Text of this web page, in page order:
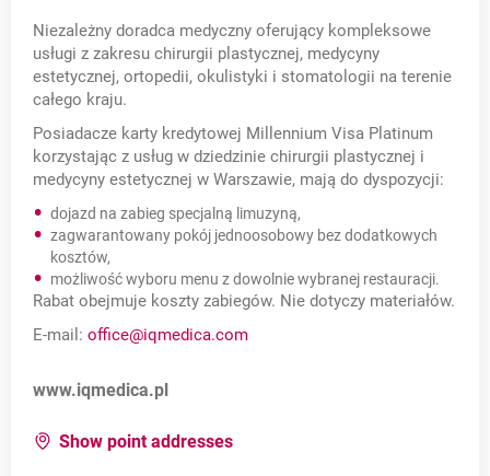
Niezależny doradca medyczny oferujący kompleksowe
usługi z zakresu chirurgii plastycznej, medycyny
estetycznej, ortopedii, okulistyki i stomatologii na terenie
całego kraju.
Posiadacze karty kredytowej Millennium Visa Platinum
korzystając z usług w dziedzinie chirurgii plastycznej i
medycyny estetycznej w Warszawie, mają do dyspozycji:
dojazd na zabieg specjalną limuzyną,
zagwarantowany pokój jednoosobowy bez dodatkowych
kosztów,
możliwość wyboru menu z dowolnie wybranej restauracji.
Rabat obejmuje koszty zabiegów. Nie dotyczy materiałów.
E-mail: office@iqmedica.com
Opens in a new card
www.iqmedica.pl
Show point addressesfor: